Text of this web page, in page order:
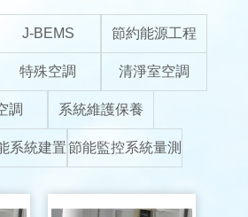
J-BEMS 節約能源工程
特殊空調 清淨室空調
調 系統維護保養
系統建置節能監控系統量測